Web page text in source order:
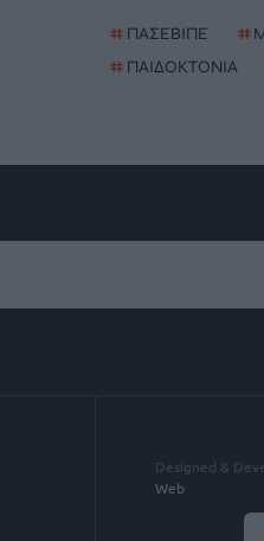
# ΠΑΣΕΒΙΠΕ #
# ΠΑΙΔΟΚΤΟΝΙΑ
Designed &
Web